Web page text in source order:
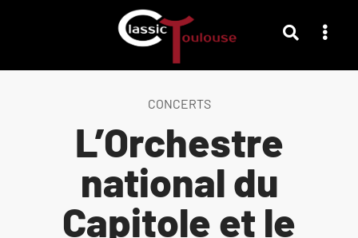
CONCERTS
L’Orchestre
national du
Capitole et le